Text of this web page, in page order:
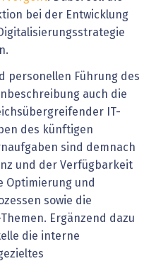
bei der Entwicklung
personellen Führung des
auch die
IT-
des künftigen
sind demnach
und der Verfügbarkeit
Optimierung und
sowie die
Ergänzend dazu
die interne